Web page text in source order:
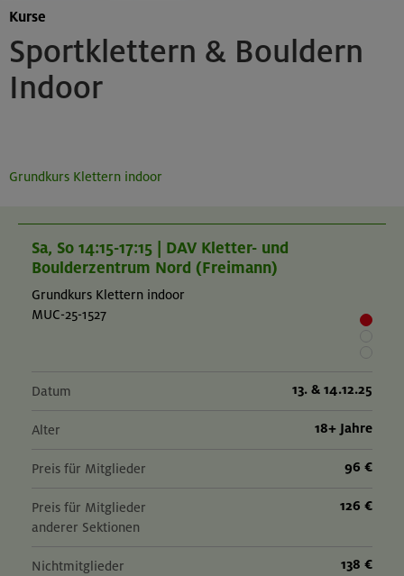
Sportklettern & Bouldern
Indoor
Kurse
Grundkurs Klettern indoor
Sa, So 14:15-17:15 | DAV Kletter- und
Boulderzentrum Nord (Freimann)
Grundkurs Klettern indoor
MUC-25-1527
Datum 13. & 14.12.25
Alter 18+ Jahre
Preis für Mitglieder 96 €
Preis für Mitglieder
anderer Sektionen
126 €
Nichtmitglieder 138 €